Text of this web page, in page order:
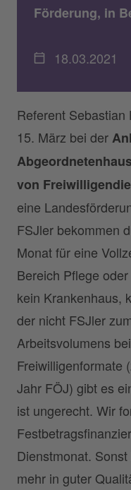
Förderung, in
18.03.2021
Referent Sebastian
15. März bei der
von
eine
FSJler bekommen
Monat für eine
Bereich Pflege
kein Krankenhaus,
der nicht FSJler
Arbeitsvolumens
Freiwilligenformate
Jahr FÖJ) gibt es
ist ungerecht. Wir
Dienstmonat.
mehr in guter